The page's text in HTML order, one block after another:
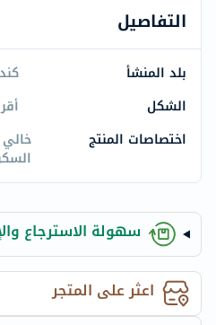
التفاصيل
بلد المنشأ
الشكل
اختصاصات المنتج
سهولة الاسترجاع
اعثر على المتجر